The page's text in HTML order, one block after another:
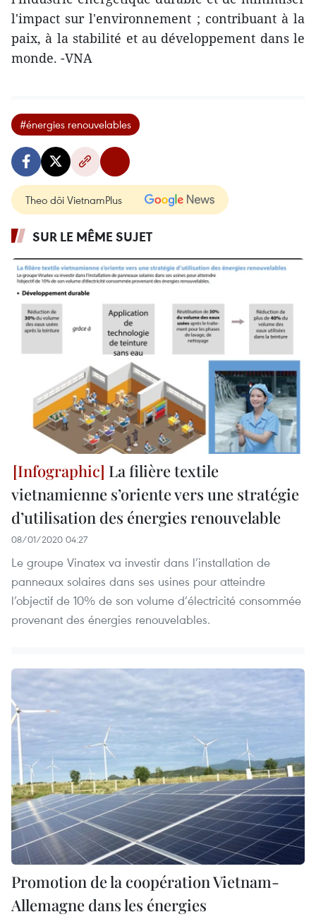
l'impact sur l'environnement ; contribuant à la
paix, à la stabilité et au développement dans le
monde. -VNA
#énergies renouvelables
Theo dõi VietnamPlus
SUR LE MÊME SUJET
La filière textile
vietnamienne s’oriente vers une stratégie
d’utilisation des énergies renouvelable
08/01/2020 04:27
Le groupe Vinatex va investir dans l’installation de
panneaux solaires dans ses usines pour atteindre
l’objectif de 10% de son volume d’électricité consommée
provenant des énergies renouvelables.
Promotion de la coopération Vietnam-
Allemagne dans les énergies